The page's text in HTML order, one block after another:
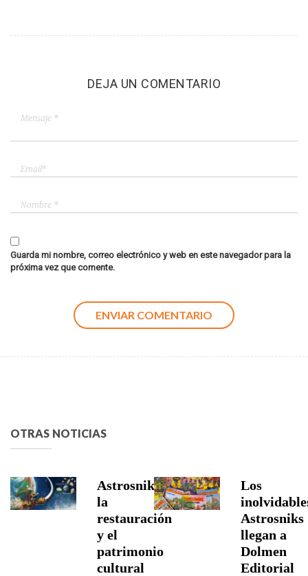
DEJA UN COMENTARIO
Guarda mi nombre, correo electrónico y web en este navegador para la
próxima vez que comente.
OTRAS NOTICIAS
Astrosniks,
la
restauración
y el
patrimonio
cultural
Los
Astrosniks
llegan a
Dolmen
Editorial